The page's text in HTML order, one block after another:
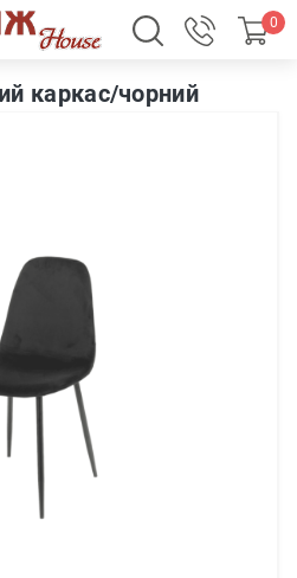
0
чорний
каркас/чорний